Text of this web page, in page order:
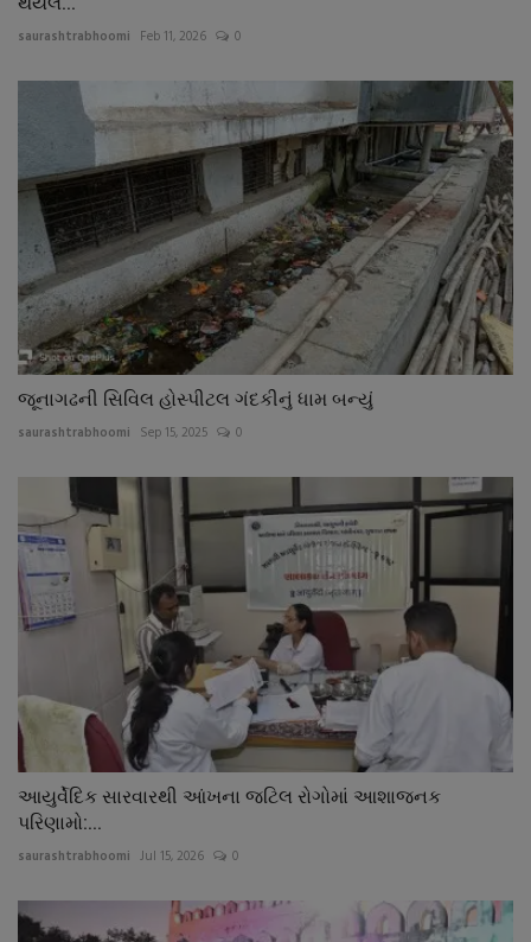
saurashtrabhoomi Feb 11, 2026 0
જૂનાગઢની સિવિલ હોસ્પીટલ ગંદકીનું ધામ બન્યું
saurashtrabhoomi Sep 15, 2025 0
આયુર્વેદિક સારવારથી આંખના જટિલ રોગોમાં આશાજનક
પરિણામો:...
saurashtrabhoomi Jul 15, 2026 0